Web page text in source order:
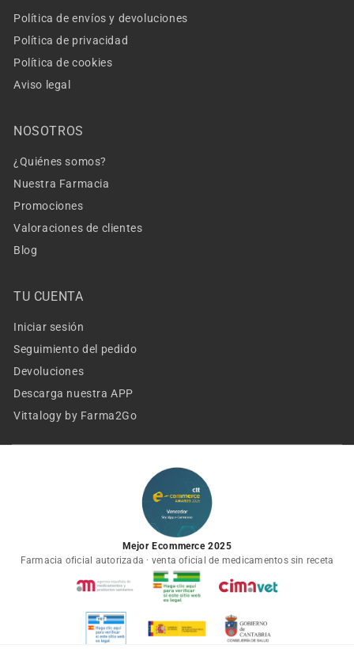
Política de envíos y devoluciones
Política de privacidad
Política de cookies
Aviso legal
NOSOTROS
¿Quiénes somos?
Nuestra Farmacia
Promociones
Valoraciones de clientes
Blog
TU CUENTA
Iniciar sesión
Seguimiento del pedido
Devoluciones
Descarga nuestra APP
Vittalogy by Farma2Go
Mejor Ecommerce 2025
Farmacia oficial autorizada · venta oficial de medicamentos sin receta